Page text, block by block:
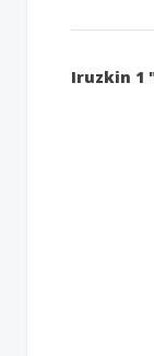
Iruzkin 1